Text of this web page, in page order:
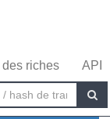
des riches API